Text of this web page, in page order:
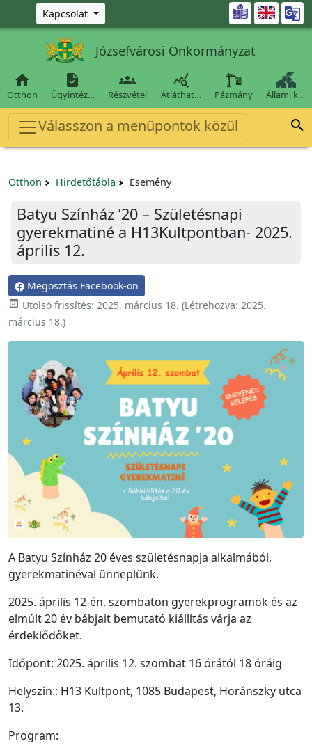
Ugrás a fő tartalomra
Kapcsolat 
Józsefvárosi Önkormányzat

Otthon

Ügyintéz…

Részvétel

Átláthat… Pázmány Állami k…
Válasszon a menüpontok közül 
Otthon Hirdetőtábla Esemény
Batyu Színház ’20 – Születésnapi
gyerekmatiné a H13Kultpontban- 2025.
április 12.
Megosztás Facebook-on
 Utolsó frissítés: 2025. március 18. (Létrehozva: 2025.
március 18.)
A Batyu Színház 20 éves születésnapja alkalmából,
gyerekmatinéval ünneplünk.
2025. április 12-én, szombaton gyerekprogramok és az
elmúlt 20 év bábjait bemutató kiállítás várja az
érdeklődőket.
Időpont: 2025. április 12. szombat 16 órától 18 óráig
Helyszín:: H13 Kultpont, 1085 Budapest, Horánszky utca
13.
Program: